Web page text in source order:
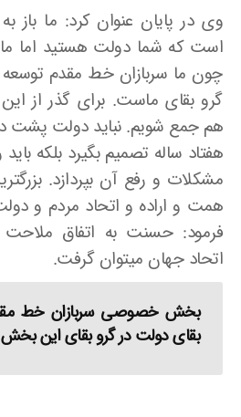
وی در پایان عنوان کرد: ما باز
است که شما دولت هستید اما ما
چون ما سربازان خط مقدم
گرو بقای ماست. برای گذر از
هم جمع شویم. نباید دولت پشت
هفتاد ساله تصمیم بگیرد بلکه باید
مشکلات و رفع آن بپردازد.
همت و اراده و اتحاد مردم و
فرمود: حسنت به اتفاق
اتحاد جهان می­توان گرفت.
بخش خصوصی سربازان خط
بقای دولت در گرو بقای این بخش